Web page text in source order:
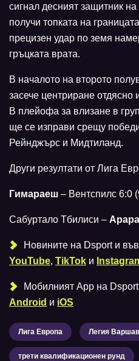
сигнал десният защитник
получи топката на
прецизен удар по земя
гръцката врата.
В началото на второто
засече центриране отдясно
В плейофа за влизане в
ще се изправи срещу
Рейнджърс и Мидтиланд.
Други резултати от Лига
Гимараеш – Вентспилс 6:0
Сабуртало Тбилиси –
Новините на Dsport и във
YouTube, TikTok и
Мобилният Аpp на Dsport
Android и iOS
Лига Европа Легия
трети квалификационен рунд